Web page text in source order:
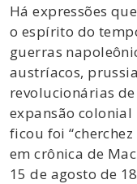
Há expressões
o espírito do
guerras
austríacos,
revolucionárias
expansão colonial
ficou foi
em crônica de
15 de agosto de